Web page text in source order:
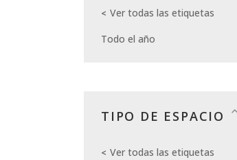
Ver todas las etiquetas
Todo el año
TIPO DE ESPACIO
Ver todas las etiquetas